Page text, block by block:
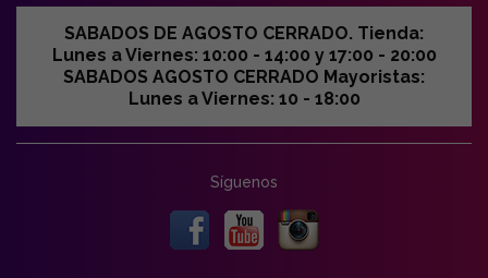
SABADOS DE AGOSTO CERRADO. Tienda:
Lunes a Viernes: 10:00 - 14:00 y 17:00 - 20:00
SABADOS AGOSTO CERRADO Mayoristas:
Lunes a Viernes: 10 - 18:00
Síguenos